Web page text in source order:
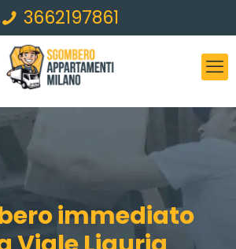
3662197861
immediato